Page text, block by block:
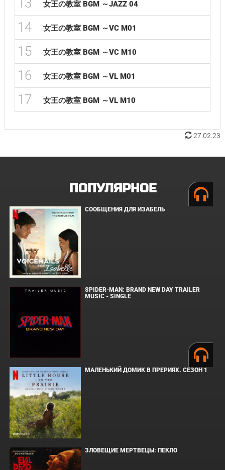
13 女王の教室 BGM ～JAZZ 04
14 女王の教室 BGM ～VC M01
15 女王の教室 BGM ～VC M10
16 女王の教室 BGM ～VL M01
17 女王の教室 BGM ～VL M10
27.02.23
ПОПУЛЯРНОЕ
СООБЩЕНИЯ ДЛЯ ИЗАБЕЛЬ
SPIDER-MAN: BRAND NEW DAY TRAILER
MUSIC - SINGLE
МАЛЕНЬКИЙ ДОМИК В ПРЕРИЯХ. СЕЗОН 1
ЗЛОВЕЩИЕ МЕРТВЕЦЫ: ПЕКЛО